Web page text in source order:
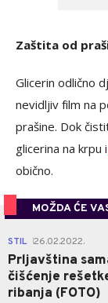
Zaštita od
Glicerin odlično
nevidljiv film na
prašine. Dok
glicerina na krpu i
obično.
MOŽDA ĆE
STIL 26.02.2022.
Prljavština
čišćenje
ribanja (FOTO)